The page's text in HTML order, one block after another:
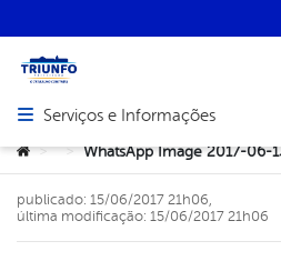
Abrir menu principal de
Serviços e Informações
Você está aqui:
> > WhatsApp Image 2017-06-
publicado: 15/06/2017 21h06,
última modificação: 15/06/2017 21h06